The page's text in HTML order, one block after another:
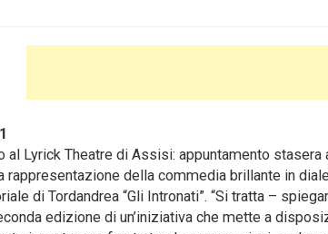
al Lyrick Theatre di Assisi: appuntamento stasera
della commedia brillante in
di Tordandrea “Gli Intronati”. “Si tratta –
edizione di un’iniziativa che mette a